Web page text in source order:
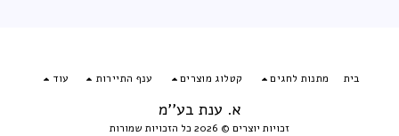
א. ענת בע''מ
זכויות יוצרים © 2026 כל הזכויות שמורות
בית מתנות לחגים קטלוג מוצרים ענף התיירות עוד